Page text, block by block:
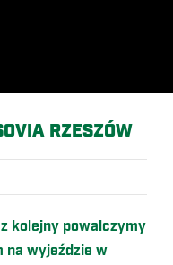
RZESZÓW
kolejny powalczymy
na wyjeździe w